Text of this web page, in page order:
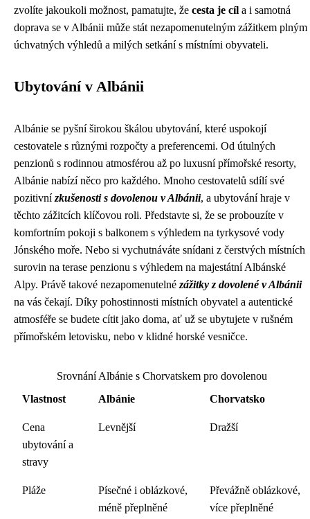
zvolíte jakoukoli možnost, pamatujte, že cesta je cíl a i samotná
doprava se v Albánii může stát nezapomenutelným zážitkem plným
úchvatných výhledů a milých setkání s místními obyvateli.
Ubytování v Albánii
Albánie se pyšní širokou škálou ubytování, které uspokojí
cestovatele s různými rozpočty a preferencemi. Od útulných
penzionů s rodinnou atmosférou až po luxusní přímořské resorty,
Albánie nabízí něco pro každého. Mnoho cestovatelů sdílí své
pozitivnízkušenosti s dovolenou v Albánii, a ubytování hraje v
těchto zážitcích klíčovou roli. Představte si, že se probouzíte v
komfortním pokoji s balkonem s výhledem na tyrkysové vody
Jónského moře. Nebo si vychutnáváte snídani z čerstvých místních
surovin na terase penzionu s výhledem na majestátní Albánské
Alpy. Právě takové nezapomenutelné zážitky z dovolené v Albánii
na vás čekají. Díky pohostinnosti místních obyvatel a autentické
atmosféře se budete cítit jako doma, ať už se ubytujete v rušném
přímořském letovisku, nebo v klidné horské vesničce.
Srovnání Albánie s Chorvatskem pro dovolenou
Vlastnost
Albánie Chorvatsko
Cena
ubytování a
stravy
Levnější Dražší
Pláže
Písečné i oblázkové,
méně přeplněné
Převážně oblázkové,
více přeplněné